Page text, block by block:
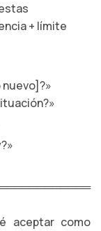
+ límite
aceptar como